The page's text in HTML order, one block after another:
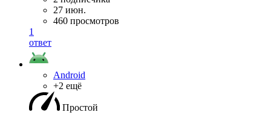
27 июн.
460 просмотров
1
ответ
Android
+2 ещё
Простой